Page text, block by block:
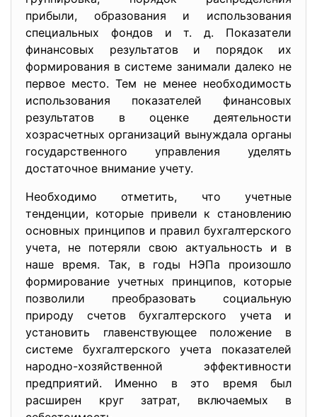
прибыли, образования и использования
специальных фондов и т. д. Показатели
финансовых результатов и порядок их
формирования в системе занимали далеко не
первое место. Тем не менее необходимость
использования показателей финансовых
результатов в оценке деятельности
хозрасчетных организаций вынуждала органы
государственного управления уделять
достаточное внимание учету.
Необходимо отметить, что учетные
тенденции, которые привели к становлению
основных принципов и правил бухгалтерского
учета, не потеряли свою актуальность и в
наше время. Так, в годы НЭПа произошло
формирование учетных принципов, которые
позволили преобразовать социальную
природу счетов бухгалтерского учета и
установить главенствующее положение в
системе бухгалтерского учета показателей
народно-хозяйственной эффективности
предприятий. Именно в это время был
расширен круг затрат, включаемых в